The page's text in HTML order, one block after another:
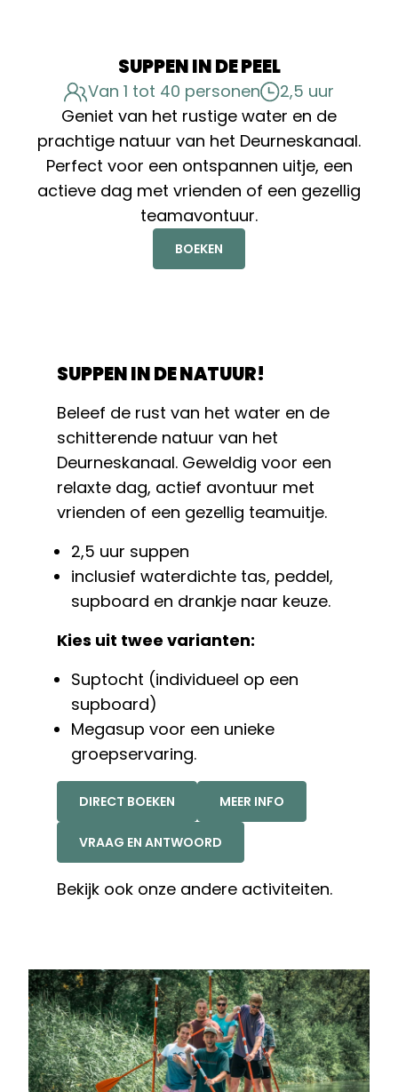
SUPPEN IN DE PEEL
Van 1 tot 40 personen
2,5 uur
Geniet van het rustige water en de
prachtige natuur van het Deurneskanaal.
Perfect voor een ontspannen uitje, een
actieve dag met vrienden of een gezellig
teamavontuur.
BOEKEN
SUPPEN IN DE NATUUR!
Beleef de rust van het water en de
schitterende natuur van het
Deurneskanaal. Geweldig voor een
relaxte dag, actief avontuur met
vrienden of een gezellig teamuitje.
2,5 uur suppen
inclusief waterdichte tas, peddel,
supboard en drankje naar keuze.
Kies uit twee varianten:
Suptocht (individueel op een
supboard)
Megasup voor een unieke
groepservaring.
DIRECT BOEKEN MEER INFO
VRAAG EN ANTWOORD
Bekijk ook onze andere activiteiten.